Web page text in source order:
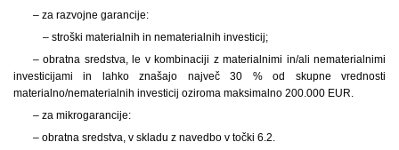
– za razvojne garancije:
– stroški materialnih in nematerialnih investicij;
– obratna sredstva, le vkombinaciji z materialnimi in/ali nematerialnimi
investicijami in lahko znašajo največ 30 % od skupne vrednosti
materialno/nematerialnih investicij oziroma maksimalno 200.000 EUR.
– za mikrogarancije:
– obratna sredstva, vskladu z navedbo v točki 6.2.